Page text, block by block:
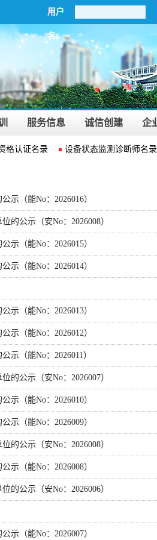
用户
名:
服务信息 诚信创建 企
格认证名录 设备状态监测诊断师名录
示（能No：2026016）
的公示（安No：2026008）
示（能No：2026015）
示（能No：2026014）
示（能No：2026013）
示（能No：2026012）
示（能No：2026011）
的公示（安No：2026007）
示（能No：2026010）
示（能No：2026009）
的公示（安No：2026008）
示（能No：2026008）
的公示（安No：2026006）
示（能No：2026007）